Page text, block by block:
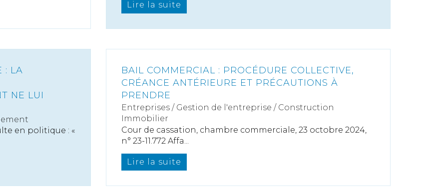
Lire la suite
: LA
NE LUI
en politique : «
BAIL COMMERCIAL : PROCÉDURE COLLECTIVE,
CRÉANCE ANTÉRIEURE ET PRÉCAUTIONS À
PRENDRE
Entreprises / Gestion de l'entreprise / Construction
Immobilier
Cour de cassation, chambre commerciale, 23 octobre 2024,
n° 23-11.772 Affa...
Lire la suite